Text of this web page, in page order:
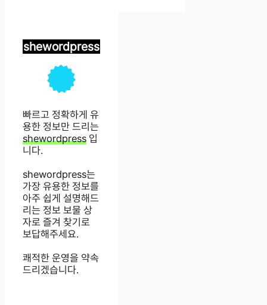
shewordpress
빠르고 정확하게 유
용한 정보만 드리는
shewordpress 입
니다.
shewordpress는
가장 유용한 정보를
아주 쉽게 설명해드
리는 정보 보물 상
자로 즐겨 찾기로
보답해주세요.
쾌적한 운영을 약속
드리겠습니다.